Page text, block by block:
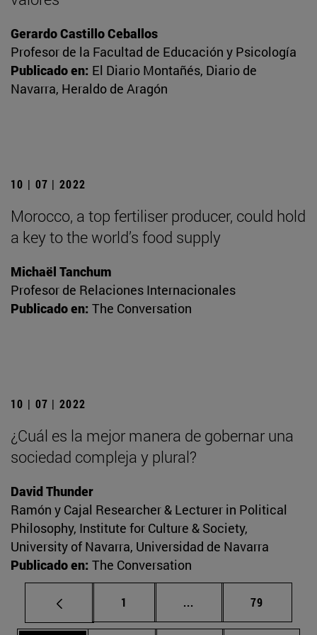
Gerardo Castillo Ceballos
Profesor de la Facultad de Educación y Psicología
Publicado en: El Diario Montañés, Diario de
Navarra, Heraldo de Aragón
10 | 07 | 2022
Morocco, a top fertiliser producer, could hold
a key to the world’s food supply
Michaël Tanchum
Profesor de Relaciones Internacionales
Publicado en: The Conversation
10 | 07 | 2022
¿Cuál es la mejor manera de gobernar una
sociedad compleja y plural?
David Thunder
Ramón y Cajal Researcher & Lecturer in Political
Philosophy, Institute for Culture & Society,
University of Navarra, Universidad de Navarra
Publicado en: The Conversation
Página
1 ... Páginas intermedias
Página
79